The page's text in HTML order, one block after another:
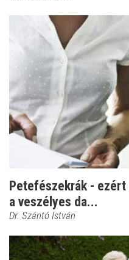
Petefészekrák -
a veszélyes da...
Dr. Szántó István